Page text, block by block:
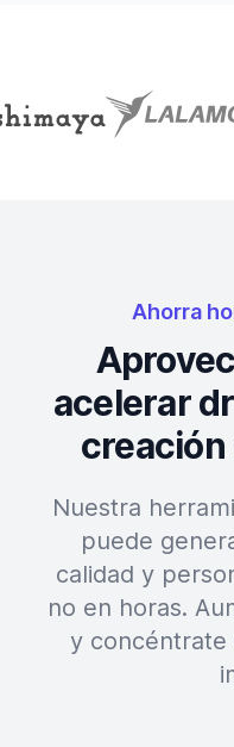
Ahorra
acelerar
Nuestra
puede
calidad y
no en horas.
y